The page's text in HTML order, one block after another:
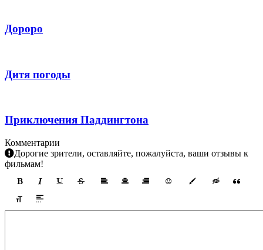
Дороро
Дитя погоды
Приключения Паддингтона
Комментарии
Дорогие зрители, оставляйте, пожалуйста, ваши отзывы к
фильмам!